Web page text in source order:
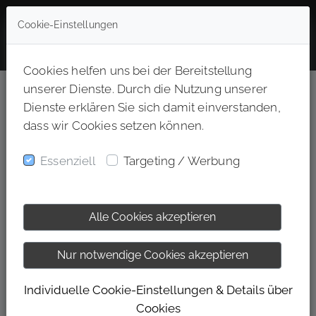
Duales Studium Bachelor of Arts
Ernährungsberatung (m/w/d)- 49757
Kellerstraße 2, 49757 Werlte, Niedersachsen
Vollzeit
STARTE DEIN DUALES
STUDIUM – BEI EINEM DER
BESTEN ARBEITGEBER
DEUTSCHLANDS!
Dual studieren. Fitness leben. Karriere starten.
Cookie-Einstellungen
Cookies helfen uns bei der Bereitstellung
unserer Dienste. Durch die Nutzung unserer
Dienste erklären Sie sich damit einverstanden,
dass wir Cookies setzen können.
Essenziell Targeting / Werbung
Alle Cookies akzeptieren
Nur notwendige Cookies akzeptieren
Individuelle Cookie-Einstellungen & Details über
Cookies